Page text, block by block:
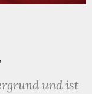
und ist